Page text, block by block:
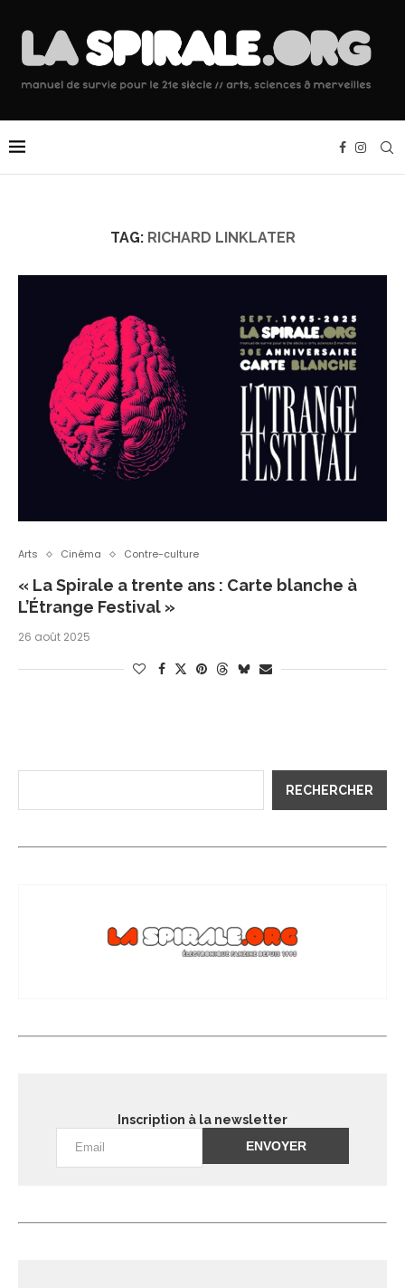
TAG: RICHARD LINKLATER
Arts Cinéma Contre-culture
« La Spirale a trente ans : Carte blanche à
L’Étrange Festival »
26 août 2025
RECHERCHER
Inscription à la newsletter